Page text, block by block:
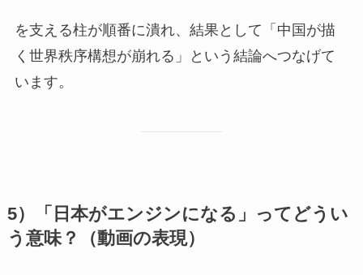
を支える柱が順番に潰れ、結果として「中国が描
く世界秩序構想が崩れる」という結論へつなげて
います。
5）「日本がエンジンになる」ってどうい
う意味？（動画の表現）